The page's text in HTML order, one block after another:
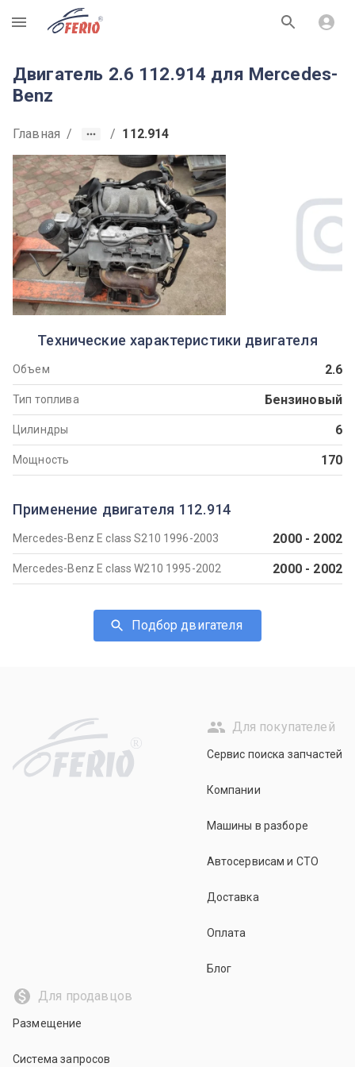
R
Двигатель 2.6 112.914 для Mercedes-
Benz
Главная / / 112.914
Технические характеристики двигателя
Объем 2.6
Тип топлива Бензиновый
Цилиндры 6
Мощность 170
Применение двигателя 112.914
Mercedes-Benz E class S210 1996-2003 2000- 2002
Mercedes-Benz E class W210 1995-2002 2000- 2002
Подбор двигателя
R
Для покупателей
Сервис поиска запчастей
Компании
Машины в разборе
Автосервисам и СТО
Доставка
Оплата
Блог
Для продавцов
Размещение
Система запросов